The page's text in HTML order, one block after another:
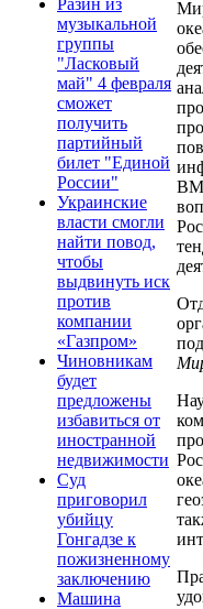
Разин из
музыкальной
группы
"Ласковый
май" 4 февраля
сможет
получить
партийный
билет "Единой
России"
Украинские
власти смогли
найти повод,
чтобы
выдвинуть иск
против
компании
«Газпром»
Чиновникам
будет
предложены
избавиться от
иностранной
недвижимости
Суд
приговорил
убийцу
Гонгадзе к
пожизненному
заключению
Машина